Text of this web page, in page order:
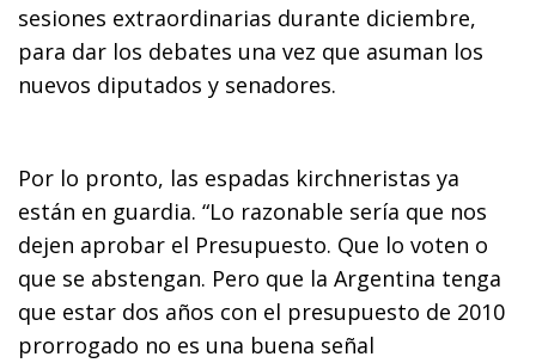
sesiones extraordinarias durante diciembre,
para dar los debates una vez que asuman los
nuevos diputados y senadores.
Por lo pronto, las espadas kirchneristas ya
están en guardia. “Lo razonable sería que nos
dejen aprobar el Presupuesto. Que lo voten o
que se abstengan. Pero que la Argentina tenga
que estar dos años con el presupuesto de 2010
prorrogado no es una buena señal